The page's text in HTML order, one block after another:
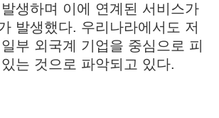
생하며 이에 연계된 서비스가
발생했다. 우리나라에서도 저
부 외국계 기업을 중심으로 피
는 것으로 파악되고 있다.